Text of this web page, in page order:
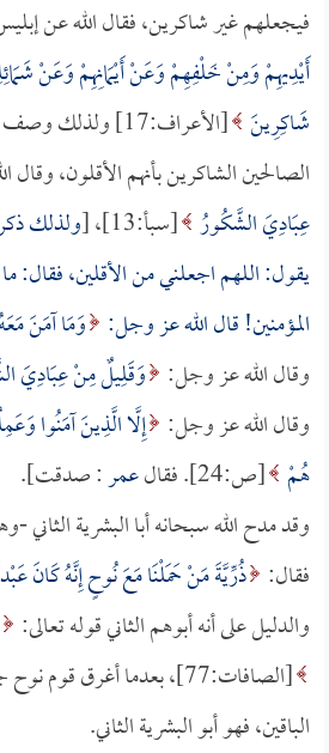
فيجعلهم غير شاكرين، فقال الله عن
أَيْدِيهِمْ وَمِنْ خَلْفِهِمْ وَعَنْ أَيْمَانِهِمْ وَعَنْ
شَاكِرِينَ
[الأعراف:17]
الصالحين الشاكرين بأنهم الأقلون،
عِبَادِيَ الشَّكُورُ [سبأ:13]، [ ولذلك
يقول: اللهم اجعلني من الأقلين، فقال:
المؤمنين! قال الله عز وجل: وَمَا آمَنَ
وقال الله عز وجل: وَقَلِيلٌ مِنْ عِبَادِيَ
وقال الله عز وجل: إِلَّا الَّذِينَ آمَنُوا
هُمْ [ص:24]. فقال عمر: صدقت].
وقد مدح الله سبحانه أبا البشرية
فقال: ذُرِّيَّةَ مَنْ حَمَلْنَا مَعَ نُوحٍ إِنَّهُ كَانَ
والدليل على أنه أبوهم الثاني قوله تعالى:
[الصافات:77]، بعدما أغرق
الباقين، فهو أبو البشرية الثاني.